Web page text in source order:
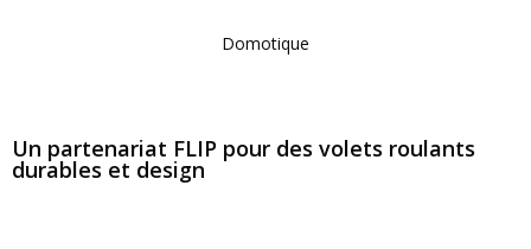
Domotique
Un partenariat FLIP pour des volets roulants
durables et design